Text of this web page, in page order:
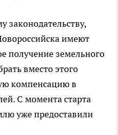
законодательству,
имеют
получение земельного
вместо этого
компенсацию в
С момента старта
уже предоставили